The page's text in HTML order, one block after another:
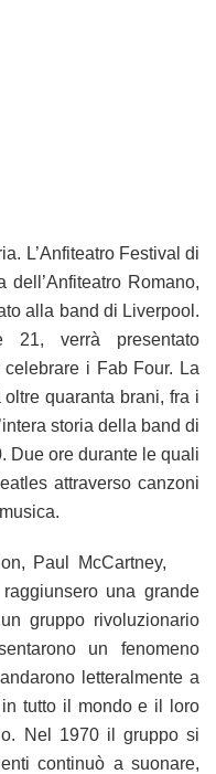
L’Anfiteatro Festival di
Romano,
alla band di Liverpool.
21, verrà presentato
i Fab Four. La
quaranta brani, fra i
storia della band di
Due ore durante le quali
attraverso canzoni
Paul McCartney,
una grande
gruppo rivoluzionario
un fenomeno
letteralmente a
tutto il mondo e il loro
Nel 1970 il gruppo si
continuò a suonare,